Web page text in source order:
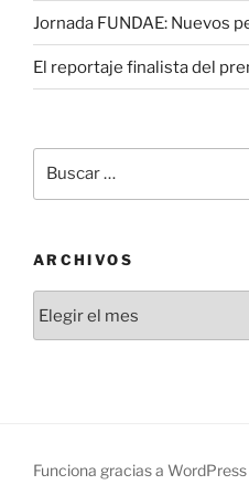
Jornada FUNDAE: Nuevos
El reportaje finalista del
por:
ARCHIVOS
Funciona gracias a WordPress